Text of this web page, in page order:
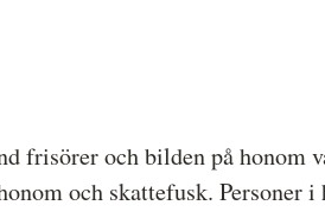
frisörer och bilden på honom
och skattefusk. Personer